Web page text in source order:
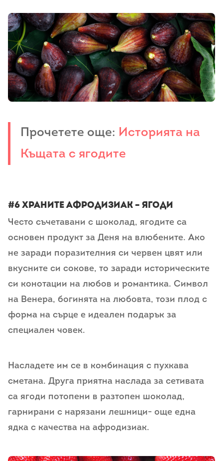
Прочетете още: Историята на
Къщата с ягодите
#6 храните афродизиак – Ягоди
Често съчетавани с шоколад, ягодите са
основен продукт за Деня на влюбените. Ако
не заради поразителния си червен цвят или
вкусните си сокове, то заради историческите
си конотации на любов и романтика. Символ
на Венера, богинята на любовта, този плод с
форма на сърце е идеален подарък за
специален човек.
Насладете им се в комбинация с пухкава
сметана. Друга приятна наслада за сетивата
са ягоди потопени в разтопен шоколад,
гарнирани с нарязани лешници- още една
ядка с качества на афродизиак.